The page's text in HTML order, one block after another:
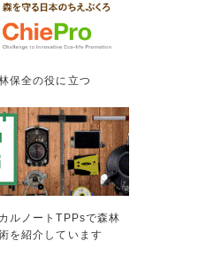
保全の役に立つ
ルノートTPPsで森林
を紹介しています